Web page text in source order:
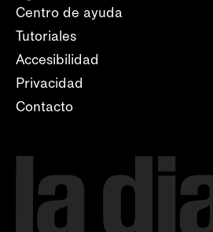
Centro de ayuda
Tutoriales
Accesibilidad
Privacidad
Contacto